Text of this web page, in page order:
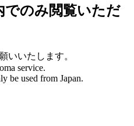
でのみ閲覧いただ
いいたします。
service.
be used from Japan.